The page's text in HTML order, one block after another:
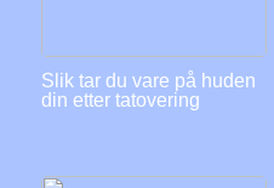
Slik tar du vare på huden
din etter tatovering